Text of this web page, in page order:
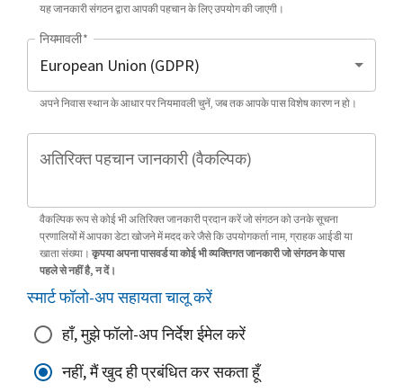
यह जानकारी संगठन द्वारा आपकी पहचान के लिए उपयोग की जाएगी।
नियमावली*
अपने निवास स्थान के आधार पर नियमावली चुनें, जब तक आपके पास विशेष कारण न हो।
अतिरिक्त पहचान जानकारी (वैकल्पिक)
वैकल्पिक रूप से कोई भी अतिरिक्त जानकारी प्रदान करें जो संगठन को उनके सूचना
प्रणालियों में आपका डेटा खोजने में मदद करे जैसे कि उपयोगकर्ता नाम, ग्राहक आईडी या
खाता संख्या। कृपया अपना पासवर्ड या कोई भी व्यक्तिगत जानकारी जो संगठन के पास
पहले से नहीं है, न दें।
स्मार्ट फॉलो-अप सहायता चालू करें
हाँ, मुझे फॉलो-अप निर्देश ईमेल करें
नहीं, मैं खुद ही प्रबंधित कर सकता हूँ